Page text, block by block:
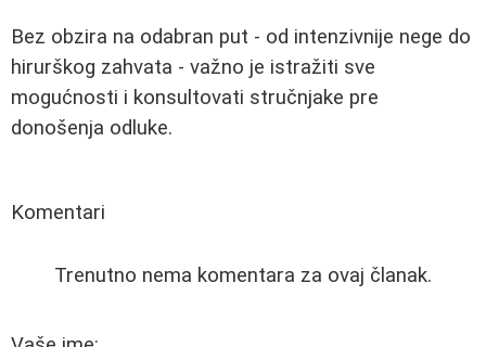
Bez obzira na odabran put - od intenzivnije nege do
hirurškog zahvata - važno je istražiti sve
mogućnosti i konsultovati stručnjake pre
donošenja odluke.
Komentari
Trenutno nema komentara za ovaj članak.